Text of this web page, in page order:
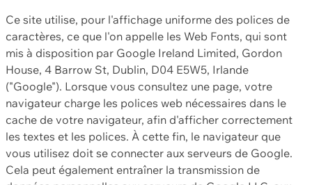
Ce site utilise, pour l'affichage uniforme des polices de
caractères, ce que l'on appelle les Web Fonts, qui sont
mis à disposition par Google Ireland Limited, Gordon
House, 4 Barrow St, Dublin, D04 E5W5, Irlande
("Google"). Lorsque vous consultez une page, votre
navigateur charge les polices web nécessaires dans le
cache de votre navigateur, afin d'afficher correctement
les textes et les polices. À cette fin, le navigateur que
vous utilisez doit se connecter aux serveurs de Google.
Cela peut également entraîner la transmission de